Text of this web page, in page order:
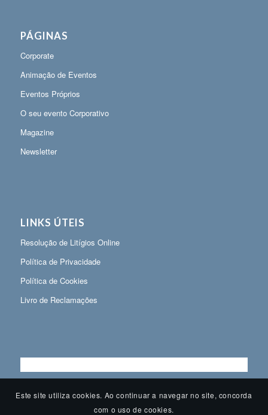
PÁGINAS
Corporate
Animação de Eventos
Eventos Próprios
O seu evento Corporativo
Magazine
Newsletter
LINKS ÚTEIS
Resolução de Litígios Online
Política de Privacidade
Política de Cookies
Livro de Reclamações
Este site utiliza cookies. Ao continuar a navegar no site, concorda
com o uso de cookies.